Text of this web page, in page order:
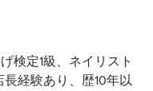
検定1級、ネイリスト
長経験あり、歴10年以